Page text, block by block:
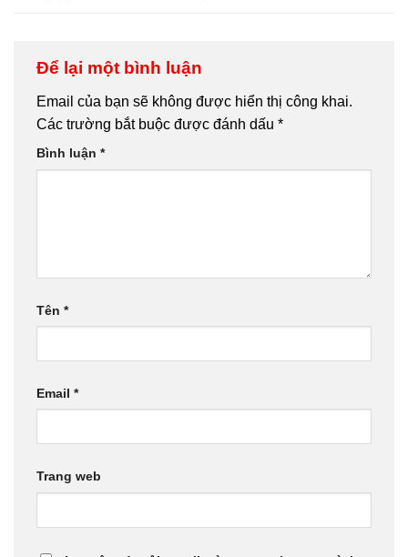
Để lại một bình luận
Email của bạn sẽ không được hiển thị công khai.
Các trường bắt buộc được đánh dấu *
Bình luận *
Tên *
Email *
Trang web